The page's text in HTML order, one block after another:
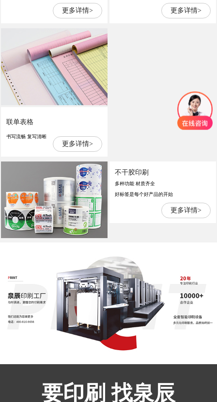
更多详情> 更多详情>
联单表格
书写流畅 复写清晰
更多详情>
不干胶印刷
多种功能 材质齐全
好标签是每个好产品的开始
更多详情>
要印刷 找泉辰